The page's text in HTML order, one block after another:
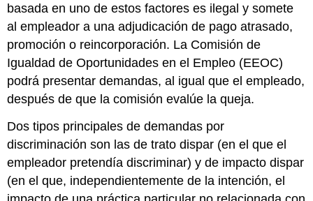
basada en uno de estos factores es ilegal y somete
al empleador a una adjudicación de pago atrasado,
promoción o reincorporación. La Comisión de
Igualdad de Oportunidades en el Empleo (EEOC)
podrá presentar demandas, al igual que el empleado,
después de que la comisión evalúe la queja.
Dos tipos principales de demandas por
discriminación son las de trato dispar (en el que el
empleador pretendía discriminar) y de impacto dispar
(en el que, independientemente de la intención, el